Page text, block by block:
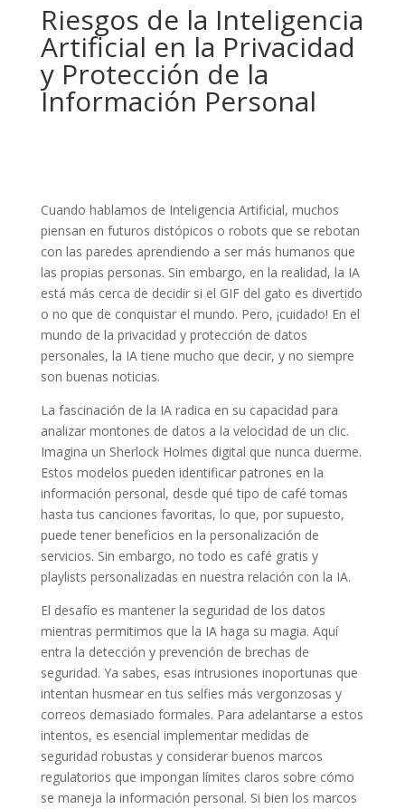
Riesgos de la Inteligencia
Artificial en la Privacidad
y Protección de la
Información Personal
Cuando hablamos de Inteligencia Artificial, muchos
piensan en futuros distópicos o robots que se rebotan
con las paredes aprendiendo a ser más humanos que
las propias personas. Sin embargo, en la realidad, la IA
está más cerca de decidir si el GIF del gato es divertido
o no que de conquistar el mundo. Pero, ¡cuidado! En el
mundo de la privacidad y protección de datos
personales, la IA tiene mucho que decir, y no siempre
son buenas noticias.
La fascinación de la IA radica en su capacidad para
analizar montones de datos a la velocidad de un clic.
Imagina un Sherlock Holmes digital que nunca duerme.
Estos modelos pueden identificar patrones en la
información personal, desde qué tipo de café tomas
hasta tus canciones favoritas, lo que, por supuesto,
puede tener beneficios en la personalización de
servicios. Sin embargo, no todo es café gratis y
playlists personalizadas en nuestra relación con la IA.
El desafío es mantener la seguridad de los datos
mientras permitimos que la IA haga su magia. Aquí
entra la detección y prevención de brechas de
seguridad. Ya sabes, esas intrusiones inoportunas que
intentan husmear en tus selfies más vergonzosas y
correos demasiado formales. Para adelantarse a estos
intentos, es esencial implementar medidas de
seguridad robustas y considerar buenos marcos
regulatorios que impongan límites claros sobre cómo
se maneja la información personal. Si bien los marcos